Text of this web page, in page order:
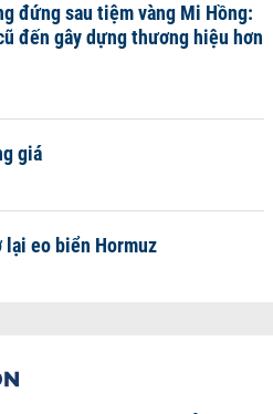
đứng sau tiệm vàng Mi Hồng:
đến gây dựng thương hiệu hơn
giá
lại eo biển Hormuz